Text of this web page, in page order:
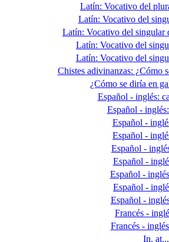
Latín: Vocativo del
Latín: Vocativo del
Latín: Vocativo del singular
Latín: Vocativo del
Latín: Vocativo del
Chistes adivinanzas: ¿Cómo
¿Cómo se diría en
Español - inglés:
Español -
Español -
Español -
Español -
Español -
Español -
Español -
Español -
Francés -
Francés -
In, at...